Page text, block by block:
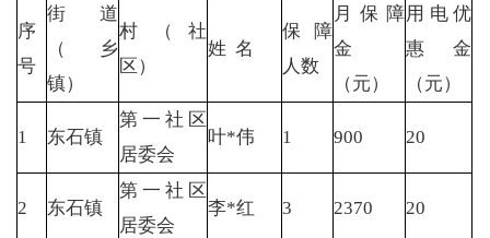
序
号
街道
（乡
镇）
村（社
区）
姓 名
保障
人数
月保障
金
（元）
用电优
惠金
（元）
1 东石镇
第一社区
居委会
叶*伟 1 900 20
2 东石镇
第一社区
居委会
李*红 3 2370 20